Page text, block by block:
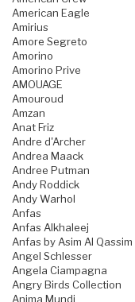
American Eagle
Amirius
Amore Segreto
Amorino
Amorino Prive
AMOUAGE
Amouroud
Amzan
Anat Friz
Andre d'Archer
Andrea Maack
Andree Putman
Andy Roddick
Andy Warhol
Anfas
Anfas Alkhaleej
Anfas by Asim Al Qassim
Angel Schlesser
Angela Ciampagna
Angry Birds Collection
Anima Mundi